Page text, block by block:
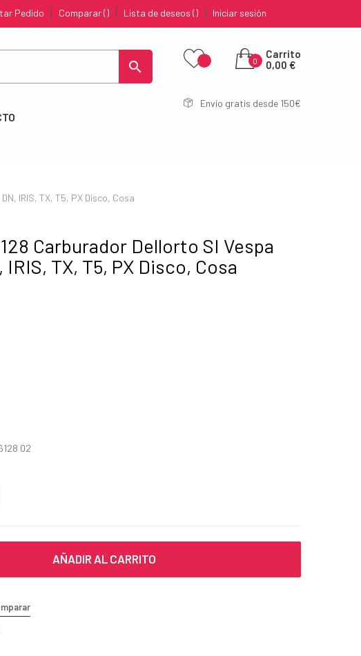
Iniciar sesión
Lista de deseos
Comparar
Pedido
 0
Carrito
0,00 €
Envío gratis desde 150€
IRIS, TX, T5, PX Disco, Cosa
Carburador Dellorto SI Vespa
IRIS, TX, T5, PX Disco, Cosa
02
AÑADIR AL CARRITO